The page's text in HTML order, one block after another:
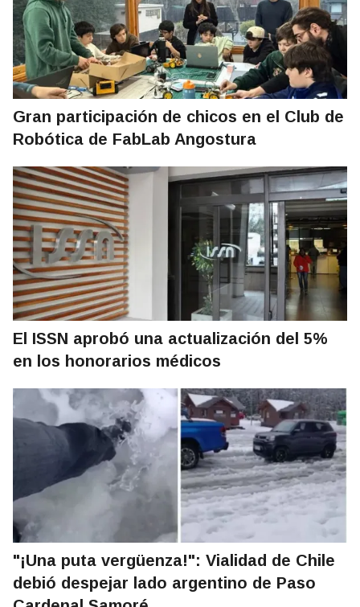
Gran participación de chicos en el Club de
Robótica de FabLab Angostura
El ISSN aprobó una actualización del 5%
en los honorarios médicos
"¡Una puta vergüenza!": Vialidad de Chile
debió despejar lado argentino de Paso